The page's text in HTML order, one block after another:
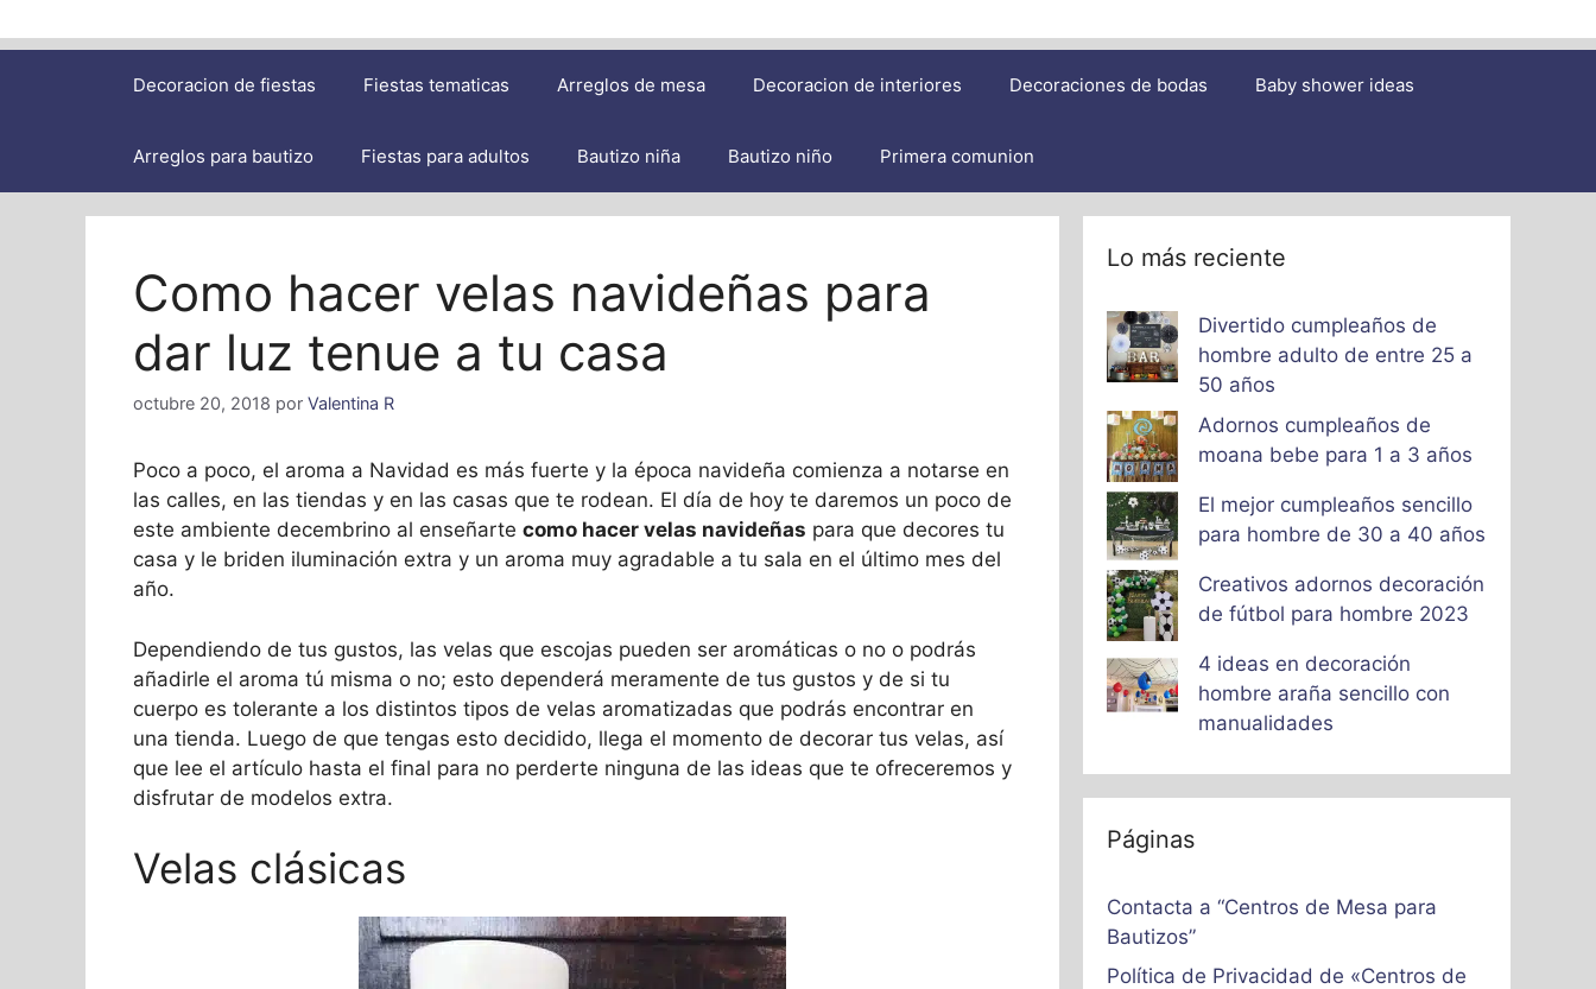
Decoracion de fiestas Fiestas tematicas Arreglos de mesa Decoracion de interiores Decoraciones de bodas Baby shower ideas
Arreglos para bautizo Fiestas para adultos Bautizo niña Bautizo niño Primera comunion
Como hacer velas navideñas para
dar luz tenue a tu casa
octubre 20, 2018 por Valentina R
Poco a poco, el aroma a Navidad es más fuerte y la época navideña comienza a notarse en
las calles, en las tiendas y en las casas que te rodean. El día de hoy te daremos un poco de
este ambiente decembrino al enseñarte como hacer velas navideñas para que decores tu
casa y le briden iluminación extra y un aroma muy agradable a tu sala en el último mes del
año.
Dependiendo de tus gustos, las velas que escojas pueden ser aromáticas o no o podrás
añadirle el aroma tú misma o no; esto dependerá meramente de tus gustos y de si tu
cuerpo es tolerante a los distintos tipos de velas aromatizadas que podrás encontrar en
una tienda. Luego de que tengas esto decidido, llega el momento de decorar tus velas, así
que lee el artículo hasta el final para no perderte ninguna de las ideas que te ofreceremos y
disfrutar de modelos extra.
Velas clásicas
Lo más reciente
Divertido cumpleaños de
hombre adulto de entre 25 a
50 años
Adornos cumpleaños de
moana bebe para 1 a 3 años
El mejor cumpleaños sencillo
para hombre de 30 a 40 años
Creativos adornos decoración
de fútbol para hombre 2023
4 ideas en decoración
hombre araña sencillo con
manualidades
Páginas
Contacta a “Centros de Mesa para
Bautizos”
Política de Privacidad de «Centros de